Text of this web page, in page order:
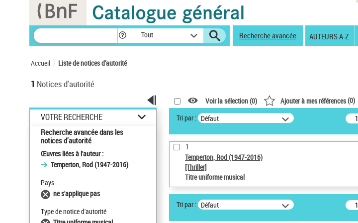
Tout Recherche avancée AUTEURS A-Z
Accueil Liste de notices d’autorité
1 Notices d'autorité
VOTRE RECHERCHE
Recherche avancée dans les
notices d’autorité
Œuvres liées à l'auteur :
Temperton, Rod (1947-2016)
Pays
ne s'applique pas
Type de notice d'autorité
Voir la sélection (0) Ajouter à mes références(0)
Tri par : Défaut
1
Temperton, Rod (1947-2016)
[Thriller]
Titre uniforme musical
Tri par : Défaut
Panneau de gestion des cookies